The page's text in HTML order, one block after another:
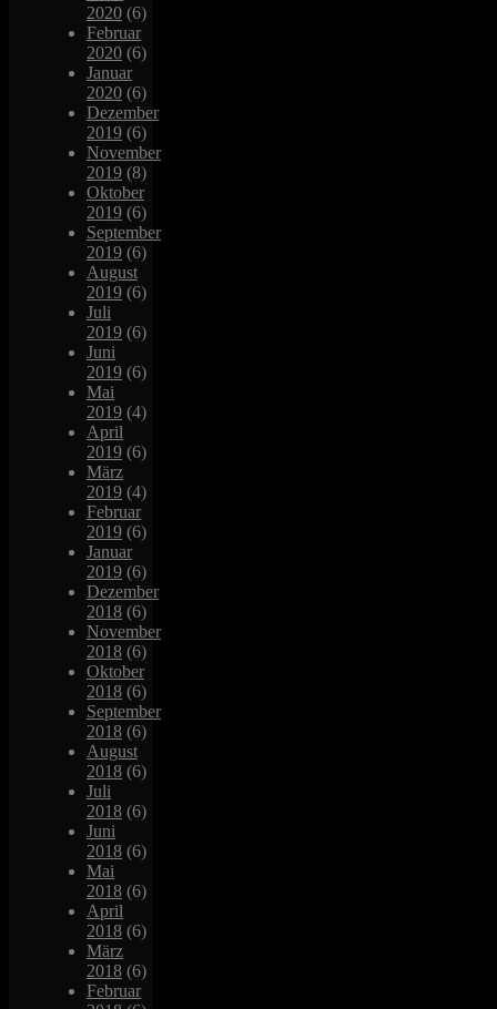
2020 (6)
Februar
2020 (6)
Januar
2020 (6)
Dezember
2019 (6)
November
2019 (8)
Oktober
2019 (6)
September
2019 (6)
August
2019 (6)
Juli
2019 (6)
Juni
2019 (6)
Mai
2019 (4)
April
2019 (6)
März
2019 (4)
Februar
2019 (6)
Januar
2019 (6)
Dezember
2018 (6)
November
2018 (6)
Oktober
2018 (6)
September
2018 (6)
August
2018 (6)
Juli
2018 (6)
Juni
2018 (6)
Mai
2018 (6)
April
2018 (6)
März
2018 (6)
Februar